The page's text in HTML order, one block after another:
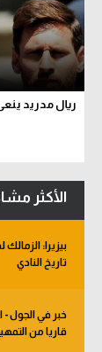
ريال مدريد
الأكثر
بيزيرا:
تاريخ النادي
قاريا من